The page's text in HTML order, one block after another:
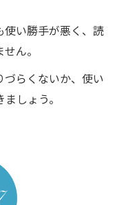
使い勝手が悪く、読
ん。
らくないか、使い
しょう。